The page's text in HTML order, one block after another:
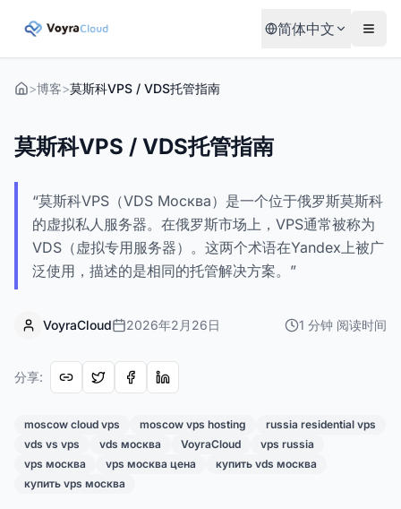
简体中文
>博客>莫斯科VPS / VDS托管指南
莫斯科VPS / VDS托管指南
“莫斯科VPS（VDS Москва）是一个位于俄罗斯莫斯科
的虚拟私人服务器。在俄罗斯市场上，VPS通常被称为
VDS（虚拟专用服务器）。这两个术语在Yandex上被广
泛使用，描述的是相同的托管解决方案。”
VoyraCloud 2026年2月26日 1 分钟 阅读时间
分享:
moscow cloud vps moscow vps hosting
russia residential vps
vds vs vps
vds москва VoyraCloud
vps russia
vps москва
vps москва цена
купить vds москва
купить vps москва